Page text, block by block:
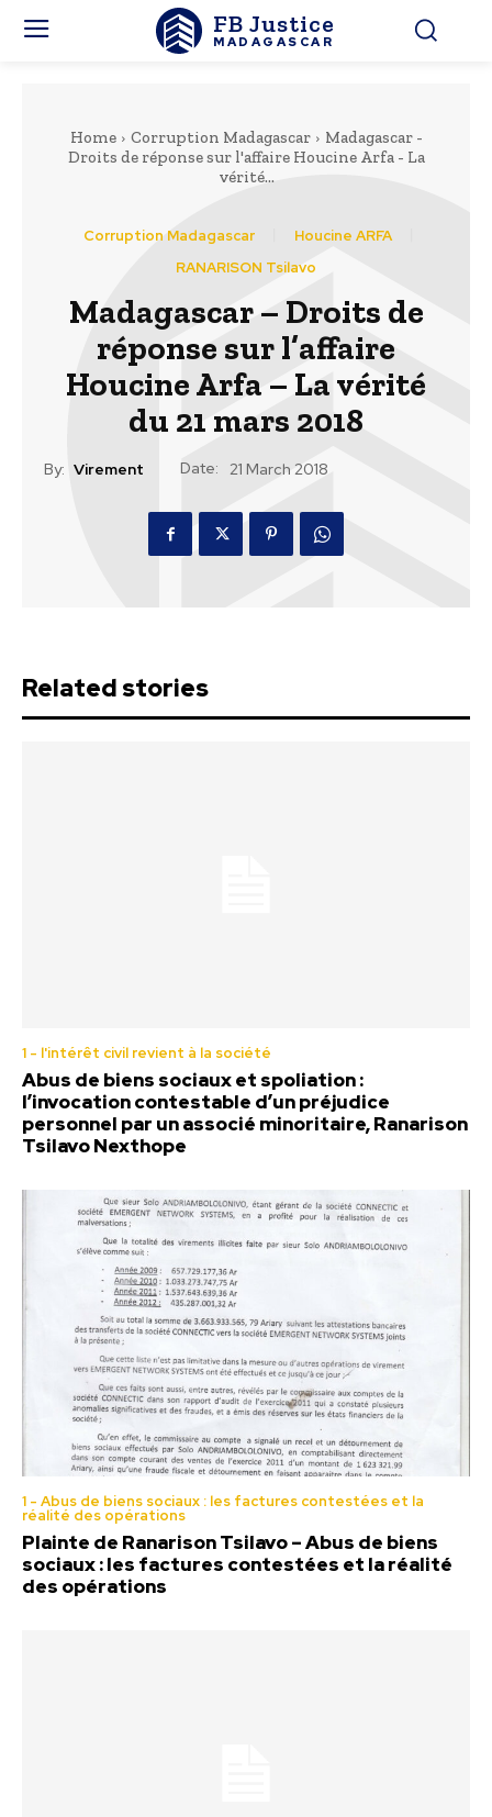
FB Justice
MADAGASCAR
Home Corruption Madagascar
Madagascar -
Droits de réponse sur l'affaire Houcine Arfa - La
vérité...
Corruption Madagascar
Houcine ARFA
RANARISON Tsilavo
Madagascar – Droits de
réponse sur l’affaire
Houcine Arfa – La vérité
du 21 mars 2018
By: Virement Date: 21 March 2018
Related stories
1 - l'intérêt civil revient à la société
Abus de biens sociaux et spoliation :
l’invocation contestable d’un préjudice
personnel par un associé minoritaire, Ranarison
Tsilavo Nexthope
1 - Abus de biens sociaux : les factures contestées et la
réalité des opérations
Plainte de Ranarison Tsilavo – Abus de biens
sociaux : les factures contestées et la réalité
des opérations